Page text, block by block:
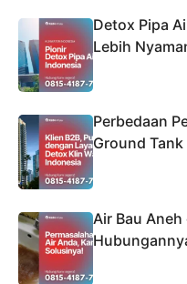
Detox Pipa
Lebih
Perbedaan
Ground Tank
Air Bau Aneh